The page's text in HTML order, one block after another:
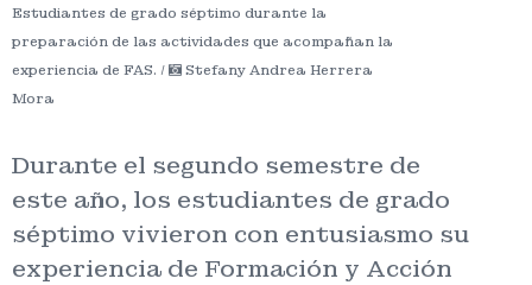
Estudiantes de grado séptimo durante la
preparación de las actividades que acompañan la
experiencia de FAS. /
Stefany Andrea Herrera
Mora
Durante el segundo semestre de
este año, los estudiantes de grado
séptimo vivieron con entusiasmo su
experiencia de Formación y Acción